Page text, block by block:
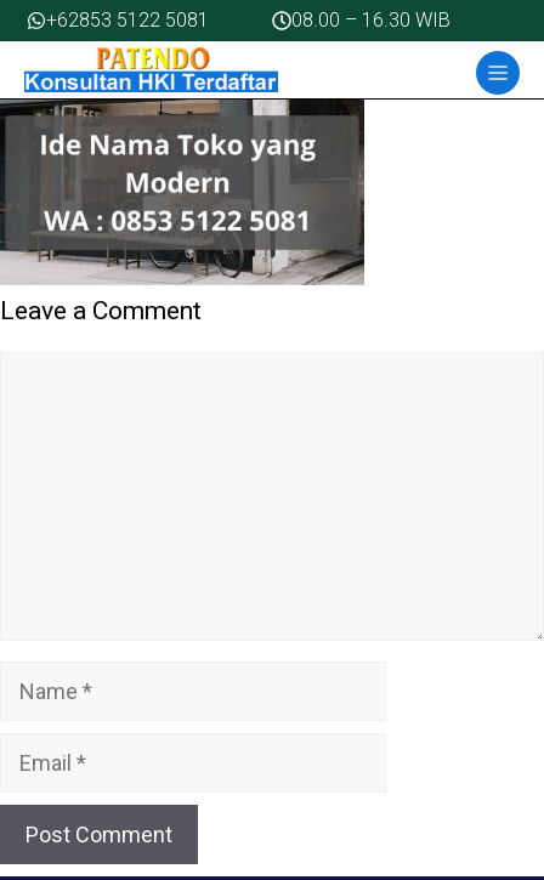
Skip
to
content
+62853 5122 5081 08.00 – 16.30 WIB
Ide Nama Toko yang Modern
Leave a Comment